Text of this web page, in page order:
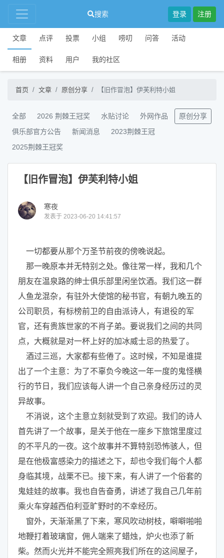
搜索 登录 注册
文章 点评 投票 小组 唠叨 问答 活动
相册 资料 用户 我的社区
首页 文章 原创分享 【旧作冒泡】伊芙利特小姐
全部 2026 荆棘王冠奖 水贴讨论 外网作品
原创分享
俱乐部官方公告
新闻消息
2023荆棘王冠
2025荆棘王冠奖
【旧作冒泡】伊芙利特小姐
寒夜
发表于 2023-06-20 14:41:57
一切都要从那个万圣节前夜的傍晚说起。
那一晚原本并无特别之处。像往常一样，我和几个
朋友在温泉路的绅士俱乐部里闲坐饮酒。我们这一群
人鱼龙混杂，有驻外大使馆的秘书官，有朝九晚五的
公司职员，有标榜前卫的自由派诗人，有退役的军
官，还有贵族世家的不肖子弟。要说我们之间的共同
点，大概就是对一杯上好的加冰威士忌的热爱了。
酒过三巡，大家都有些倦了。这时候，不知是谁提
出了一个主意：为了不辜负今晚这一年一度的鬼怪横
行的节日，我们应该每人讲一个自己亲身经历过的灵
异故事。
不消说，这个主意立刻就受到了欢迎。我们的诗人
首先讲了一个故事，是关于他在一座乡下旅馆里度过
的不平凡的一夜。这个故事并不算特别恐怖骇人，但
是在他极富感染力的描述之下，却也令我们每个人都
身临其境，战栗不已。接下来，有人讲了一个俗套的
鬼娃娃的故事。我也自告奋勇，讲述了我自己几年前
乘火车穿越西伯利亚旷野时的不幸经历。
窗外，天渐渐黑了下来，寒风吹动树枝，噼噼啪啪
地鞭打着玻璃窗，佣人端来了蜡烛，炉火也添了新
柴。然而火光并不能完全照亮我们所在的这间屋子，